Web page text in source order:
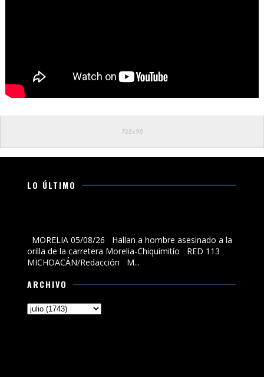
LO ÚLTIMO
MORELIA 05/08/26 Hallan a hombre asesinado a la
orilla de la carretera Morelia-Chiquimitío RED 113
MICHOACÁN/Redacción M...
ARCHIVO